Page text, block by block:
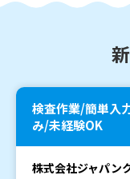
検査作業/簡単入
み/未経験OK
株式会社ジャパン